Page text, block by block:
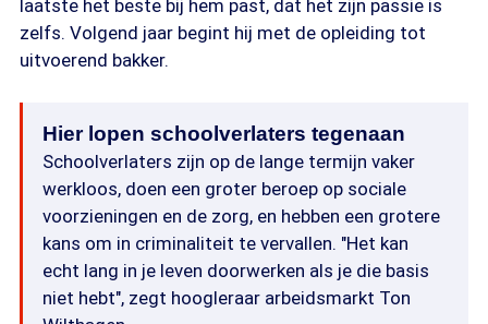
laatste het beste bij hem past, dat het zijn passie is
zelfs. Volgend jaar begint hij met de opleiding tot
uitvoerend bakker.
Hier lopen schoolverlaters tegenaan
Schoolverlaters zijn op de lange termijn vaker
werkloos, doen een groter beroep op sociale
voorzieningen en de zorg, en hebben een grotere
kans om in criminaliteit te vervallen. "Het kan
echt lang in je leven doorwerken als je die basis
niet hebt", zegt hoogleraar arbeidsmarkt Ton